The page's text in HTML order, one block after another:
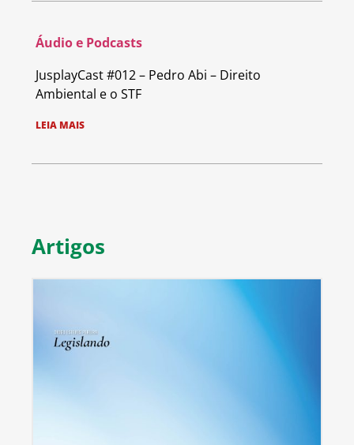
Áudio e Podcasts
JusplayCast #012 – Pedro Abi – Direito
Ambiental e o STF
LEIA MAIS
Artigos